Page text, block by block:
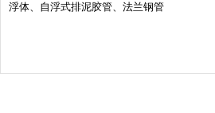
浮体、自浮式排泥胶管、法兰钢管